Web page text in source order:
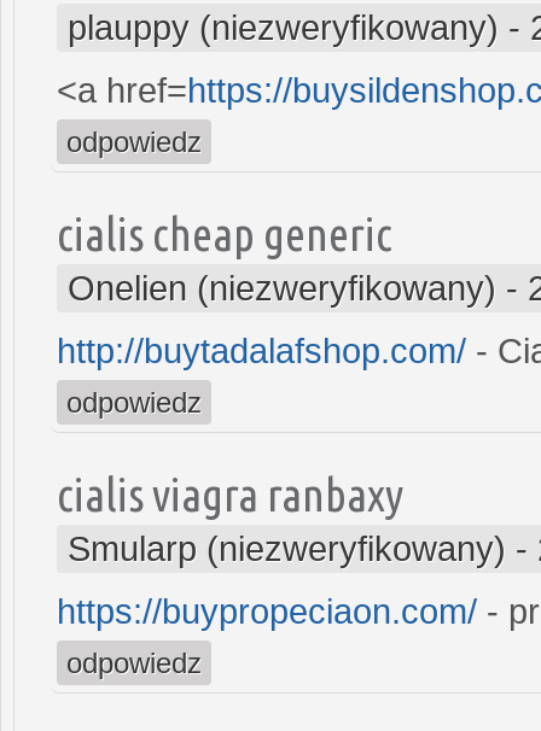
plauppy (niezweryfikowany) -
<a href=https://
odpowiedz
cialis cheap generic
Onelien (niezweryfikowany) -
http://buytadalafshop.com/ -
odpowiedz
cialis viagra ranbaxy
Smularp (niezweryfikowany) -
https://buypropeciaon.com/ -
odpowiedz